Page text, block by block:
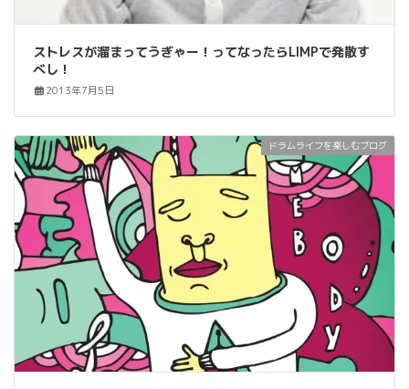
ストレスが溜まってうぎゃー！ってなったらLIMPで発散す
べし！
2013年7月5日
ドラムライフを楽しむブログ